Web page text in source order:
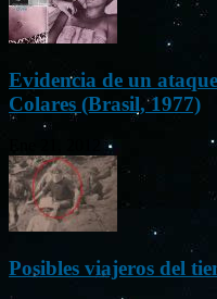
Evidencia de un
Colares (Brasil, 1977)
Posibles viajeros del